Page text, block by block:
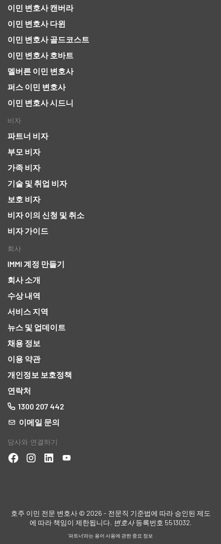
이민 변호사 캔버라
이민 변호사 다윈
이민 변호사 골드코스트
이민 변호사 호바트
멜버른 이민 변호사
퍼스 이민 변호사
이민 변호사 시드니
비자
파트너 비자
부모 비자
가족 비자
기술 및 취업 비자
보호 비자
비자 이의 신청 및 취소
비자 가이드
회사
IMMI 계정 만들기
회사 소개
수상 내역
서비스 지역
뉴스 및 업데이트
채용 정보
이용 약관
개인정보 보호정책
연락처
1300 207 442
이메일 문의
당사와 연결하기
호주 이민 전문 변호사 © 2026 - 전문직 기준법에 따라 승인된 제도
에 따라 책임이 제한됩니다. 변호사등록번호 5513032.
'파트너'라는 용어 사용에 관한 중요 정보